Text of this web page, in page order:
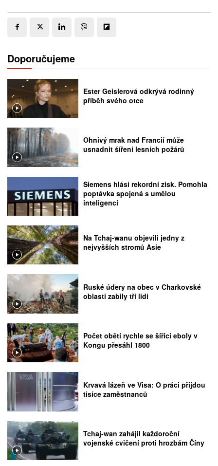
Doporučujeme
Ester Geislerová odkrývá rodinný
příběh svého otce
Ohnivý mrak nad Francií může
usnadnit šíření lesních požárů
Siemens hlásí rekordní zisk. Pomohla
poptávka spojená s umělou
inteligencí
Na Tchaj-wanu objevili jedny z
nejvyšších stromů Asie
Ruské údery na obec v Charkovské
oblasti zabily tři lidi
Počet obětí rychle se šířící eboly v
Kongu přesáhl 1800
Krvavá lázeň ve Visa: O práci přijdou
tisíce zaměstnanců
Tchaj-wan zahájil každoroční
vojenské cvičení proti hrozbám Číny